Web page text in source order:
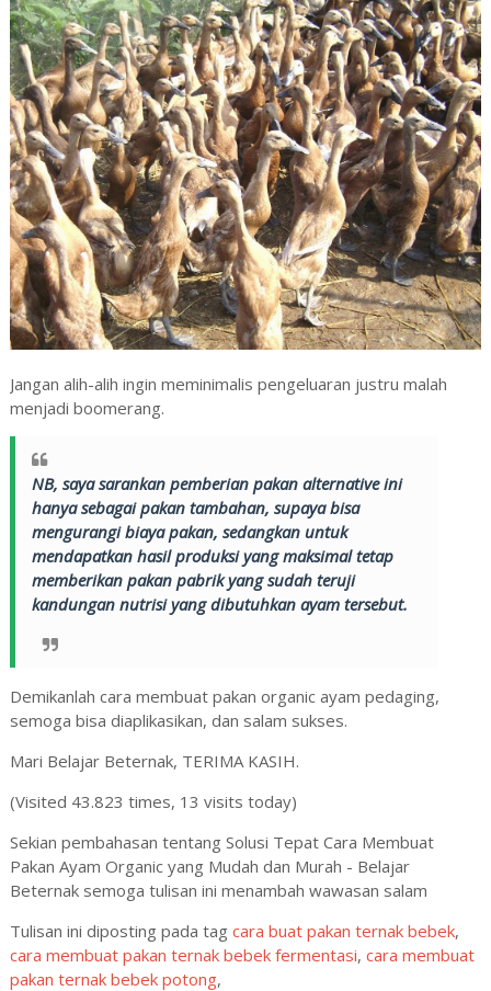
Jangan alih-alih ingin meminimalis pengeluaran justru malah
menjadi boomerang.
NB, saya sarankan pemberian pakan alternative ini
hanya sebagai pakan tambahan, supaya bisa
mengurangi biaya pakan, sedangkan untuk
mendapatkan hasil produksi yang maksimal tetap
memberikan pakan pabrik yang sudah teruji
kandungan nutrisi yang dibutuhkan ayam tersebut.
Demikanlah cara membuat pakan organic ayam pedaging,
semoga bisa diaplikasikan, dan salam sukses.
Mari Belajar Beternak, TERIMA KASIH.
(Visited 43.823 times, 13 visits today)
Sekian pembahasan tentang Solusi Tepat Cara Membuat
Pakan Ayam Organic yang Mudah dan Murah - Belajar
Beternak semoga tulisan ini menambah wawasan salam
Tulisan ini diposting pada tag cara buat pakan ternak bebek,
cara membuat pakan ternak bebek fermentasi, cara membuat
pakan ternak bebek potong,